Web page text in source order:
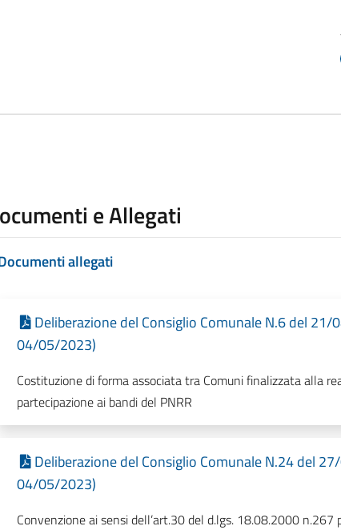
e Allegati
allegati
Deliberazione del Consiglio Comunale N.6 del
04/05/2023)
Costituzione di forma associata tra Comuni finalizzata alla
partecipazione ai bandi del PNRR
Deliberazione del Consiglio Comunale N.24 del
04/05/2023)
Convenzione ai sensi dell’art.30 del d.lgs. 18.08.2000